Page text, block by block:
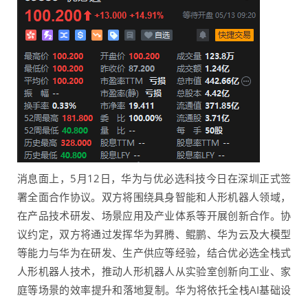
消息面上，5月12日，华为与优必选科技今日在深圳正式签
署全面合作协议。双方将围绕具身智能和人形机器人领域，
在产品技术研发、场景应用及产业体系等开展创新合作。协
议约定，双方将通过发挥华为昇腾、鲲鹏、华为云及大模型
等能力与华为在研发、生产供应等经验，结合优必选全栈式
人形机器人技术，推动人形机器人从实验室创新向工业、家
庭等场景的效率提升和落地复制。华为将依托全栈AI基础设